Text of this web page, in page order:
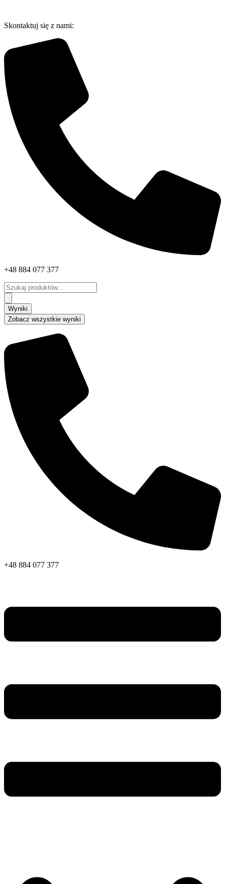
treści
Skontaktuj się z nami:
+48 884 077 377
Search
...
Wyniki
Zobacz wszystkie wyniki
+48 884 077 377